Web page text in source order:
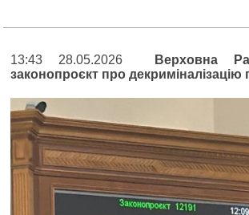
13:43 28.05.2026
Верховна
законопроєкт про декриміналізацію